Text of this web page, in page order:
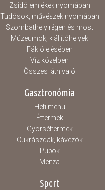
Zsidó emlékek nyomában
Tudósok, művészek nyomában
Szombathely régen és most
Múzeumok, kiállítóhelyek
Fák ölelésében
Víz közelben
Összes látnivaló
Gasztronómia
Heti menü
Éttermek
Gyorséttermek
Cukrászdák, kávézók
Pubok
Menza
Sport